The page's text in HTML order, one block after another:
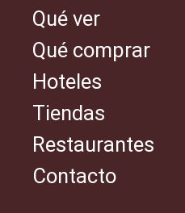
Qué ver
Qué comprar
Hoteles
Tiendas
Restaurantes
Contacto